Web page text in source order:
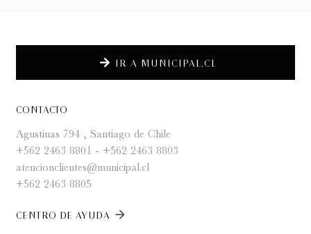
IR A MUNICIPAL.CL
CONTACTO
Agustinas 794 , Santiago de Chile
+562 2463 8801 - +562 2463 8803
atencionclientes@municipal.cl
+562 2463 8805
CENTRO DE AYUDA arrow_forward